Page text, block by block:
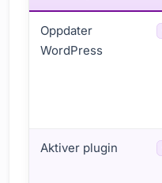
Oppdater
WordPress
Aktiver plugin